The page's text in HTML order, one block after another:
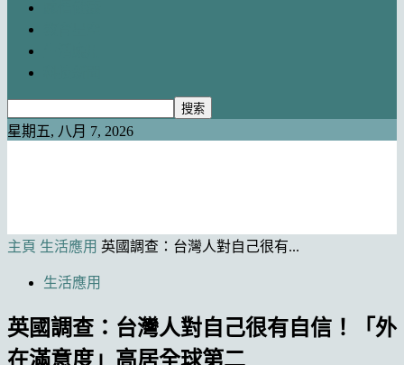
星期五, 八月 7, 2026
主頁 生活應用 英國調查：台灣人對自己很有...
生活應用
英國調查：台灣人對自己很有自信！「外
在滿意度」高居全球第二